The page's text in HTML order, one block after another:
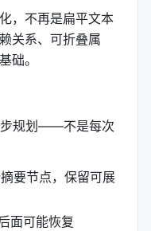
，不再是扁平文本
关系、可折叠属
础。
规划——不是每次
要节点，保留可展
面可能恢复